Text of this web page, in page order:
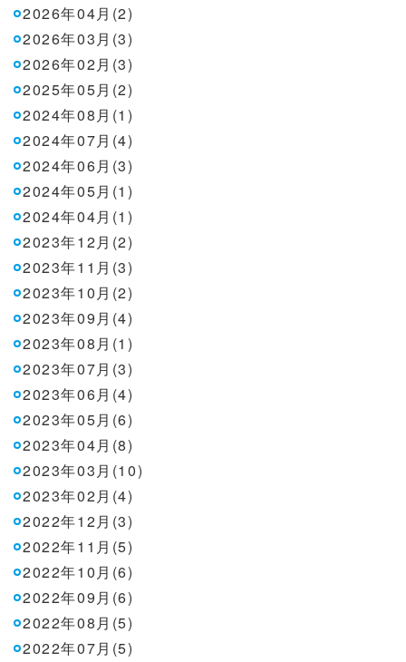
2026年04月(2)
2026年03月(3)
2026年02月(3)
2025年05月(2)
2024年08月(1)
2024年07月(4)
2024年06月(3)
2024年05月(1)
2024年04月(1)
2023年12月(2)
2023年11月(3)
2023年10月(2)
2023年09月(4)
2023年08月(1)
2023年07月(3)
2023年06月(4)
2023年05月(6)
2023年04月(8)
2023年03月(10)
2023年02月(4)
2022年12月(3)
2022年11月(5)
2022年10月(6)
2022年09月(6)
2022年08月(5)
2022年07月(5)